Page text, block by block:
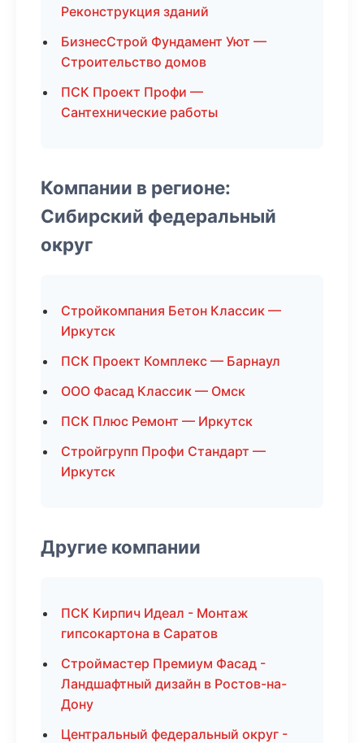
Реконструкция зданий
БизнесСтрой Фундамент Уют —
Строительство домов
ПСК Проект Профи —
Сантехнические работы
Компании в регионе:
Сибирский федеральный
округ
Стройкомпания Бетон Классик —
Иркутск
ПСК Проект Комплекс — Барнаул
ООО Фасад Классик — Омск
ПСК Плюс Ремонт — Иркутск
Стройгрупп Профи Стандарт —
Иркутск
Другие компании
ПСК Кирпич Идеал - Монтаж
гипсокартона в Саратов
Строймастер Премиум Фасад -
Ландшафтный дизайн в Ростов-на-
Дону
Центральный федеральный округ -